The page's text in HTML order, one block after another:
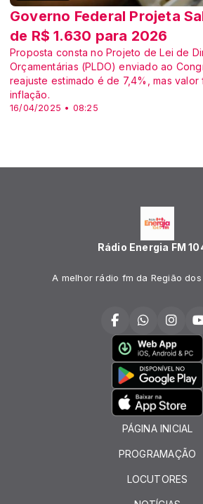
16/04/2025 • 08:25
Governo Federal Projeta
de R$ 1.630 para 2026
Proposta consta no Projeto de Lei de
Orçamentárias (PLDO) enviado ao
reajuste estimado é de 7,4%, mas
inflação.
Rádio Energia FM
A melhor rádio fm da Região dos
PÁGINA INICIAL
PROGRAMAÇÃO
LOCUTORES